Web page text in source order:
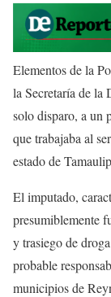
Elementos de la
la Secretaría de la
solo disparo, a un
que trabajaba al
estado de
El imputado,
presumiblemente
y trasiego de
probable
municipios de